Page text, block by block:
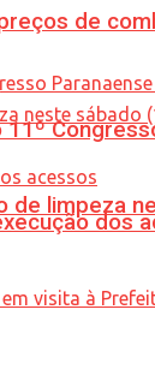
de
de limpeza
dos